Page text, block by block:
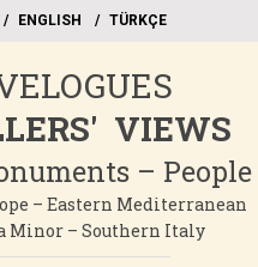
ΕΝGLISH TÜRKÇE
VIEWS
– People
– Eastern Mediterranean
Minor – Southern Italy